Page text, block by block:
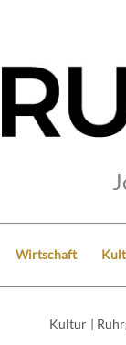
Wirtschaft
Kultur |